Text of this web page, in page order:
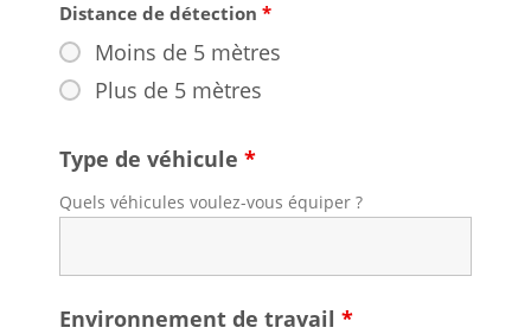
Distance de détection *
Moins de 5 mètres
Plus de 5 mètres
Type de véhicule *
Quels véhicules voulez-vous équiper ?
Environnement de travail *